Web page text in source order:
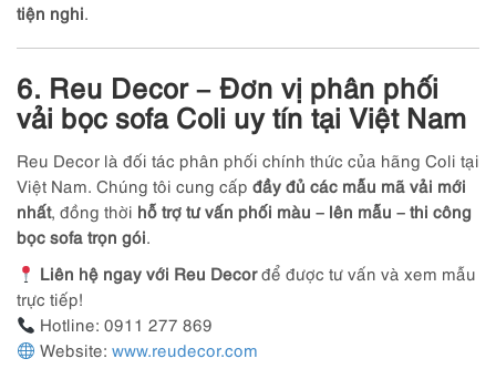
tiện nghi.
6. Reu Decor – Đơn vị phân phối
vải bọc sofa Coli uy tín tại Việt Nam
Reu Decor là đối tác phân phối chính thức của hãng Coli tại
Việt Nam. Chúng tôi cung cấp đầy đủ các mẫu mã vải mới
nhất, đồng thời hỗ trợ tư vấn phối màu – lên mẫu – thi công
bọc sofa trọn gói.
Liên hệ ngay với Reu Decorđể được tư vấn và xem mẫu
trực tiếp!
Hotline: 0911 277 869
Website:www.reudecor.com